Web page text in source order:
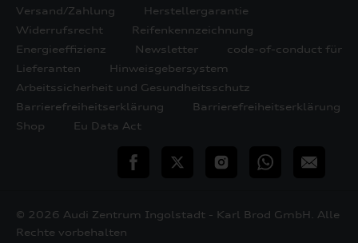
Versand/Zahlung
Herstellergarantie
Widerrufsrecht
Reifenkennzeichnung
Energieeffizienz
Newsletter
code-of-conduct für
Lieferanten
Hinweisgebersystem
Arbeitssicherheit und Gesundheitsschutz
Barrierefreiheitserklärung
Barrierefreiheitserklärung
Shop
Eu Data Act
teilen Twitter InstagramWhatsApp
E-
© 2026 Audi Zentrum Ingolstadt - Karl Brod GmbH. Alle
Rechte vorbehalten